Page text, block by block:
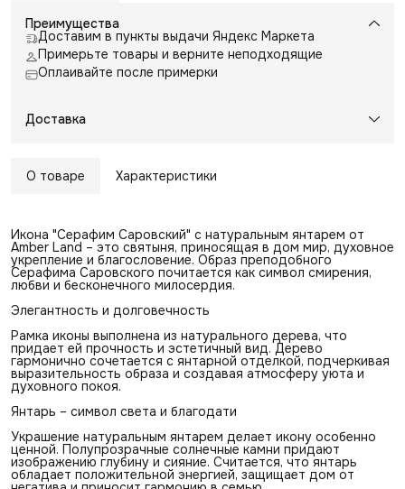
Преимущества
Доставим в пункты выдачи Яндекс Маркета
Примерьте товары и верните неподходящие
Оплаивайте после примерки
Доставка
О товаре Характеристики
Икона "Серафим Саровский" с натуральным янтарем от
Amber Land – это святыня, приносящая в дом мир, духовное
укрепление и благословение. Образ преподобного
Серафима Саровского почитается как символ смирения,
любви и бесконечного милосердия.
Элегантность и долговечность
Рамка иконы выполнена из натурального дерева, что
придает ей прочность и эстетичный вид. Дерево
гармонично сочетается с янтарной отделкой, подчеркивая
выразительность образа и создавая атмосферу уюта и
духовного покоя.
Янтарь – символ света и благодати
Украшение натуральным янтарем делает икону особенно
ценной. Полупрозрачные солнечные камни придают
изображению глубину и сияние. Считается, что янтарь
обладает положительной энергией, защищает дом от